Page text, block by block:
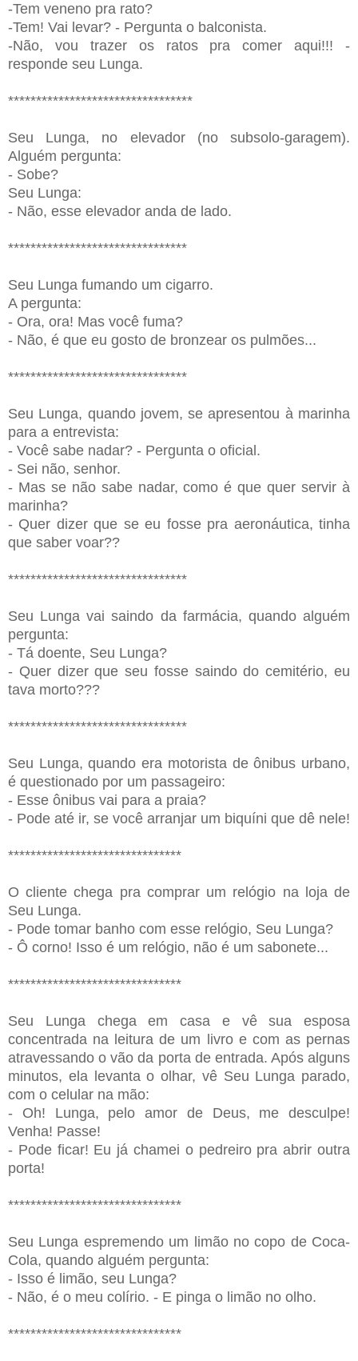
-Tem veneno pra rato?
-Tem! Vai levar? - Pergunta o balconista.
-Não, vou trazer os ratos pra comer aqui!!! -
responde seu Lunga.
*********************************
Seu Lunga, no elevador (no subsolo-garagem).
Alguém pergunta:
- Sobe?
Seu Lunga:
- Não, esse elevador anda de lado.
********************************
Seu Lunga fumando um cigarro.
A pergunta:
- Ora, ora! Mas você fuma?
- Não, é que eu gosto de bronzear os pulmões...
********************************
Seu Lunga, quando jovem, se apresentou à marinha
para a entrevista:
- Você sabe nadar? - Pergunta o oficial.
- Sei não, senhor.
- Mas se não sabe nadar, como é que quer servir à
marinha?
- Quer dizer que se eu fosse pra aeronáutica, tinha
que saber voar??
********************************
Seu Lunga vai saindo da farmácia, quando alguém
pergunta:
- Tá doente, Seu Lunga?
- Quer dizer que seu fosse saindo do cemitério, eu
tava morto???
********************************
Seu Lunga, quando era motorista de ônibus urbano,
é questionado por um passageiro:
- Esse ônibus vai para a praia?
- Pode até ir, se você arranjar um biquíni que dê nele!
*******************************
O cliente chega pra comprar um relógio na loja de
Seu Lunga.
- Pode tomar banho com esse relógio, Seu Lunga?
- Ô corno! Isso é um relógio, não é um sabonete...
*******************************
Seu Lunga chega em casa e vê sua esposa
concentrada na leitura de um livro e com as pernas
atravessando o vão da porta de entrada. Após alguns
minutos, ela levanta o olhar, vê Seu Lunga parado,
com o celular na mão:
- Oh! Lunga, pelo amor de Deus, me desculpe!
Venha! Passe!
- Pode ficar! Eu já chamei o pedreiro pra abrir outra
porta!
*******************************
Seu Lunga espremendo um limão no copo de Coca-
Cola, quando alguém pergunta:
- Isso é limão, seu Lunga?
- Não, é o meu colírio. - E pinga o limão no olho.
*******************************